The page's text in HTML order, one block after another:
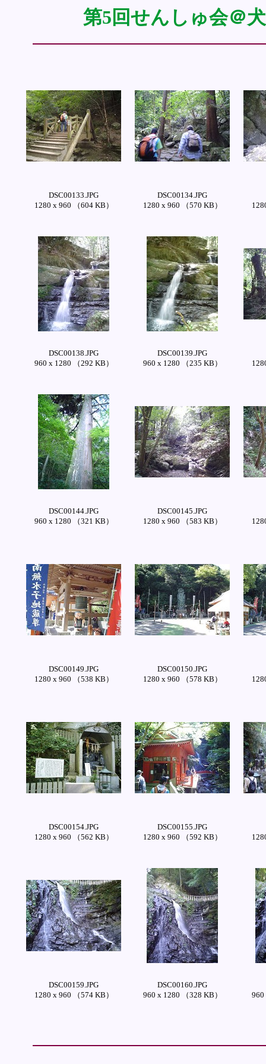
第5回せんしゅ会＠
DSC00133.JPG
1280 x 960 （604 KB）
DSC00134.JPG
1280 x 960 （570 KB）
DSC00138.JPG
960 x 1280 （292 KB）
DSC00139.JPG
960 x 1280 （235 KB）
DSC00144.JPG
960 x 1280 （321 KB）
DSC00145.JPG
1280 x 960 （583 KB）
DSC00149.JPG
1280 x 960 （538 KB）
DSC00150.JPG
1280 x 960 （578 KB）
DSC00154.JPG
1280 x 960 （562 KB）
DSC00155.JPG
1280 x 960 （592 KB）
DSC00159.JPG
1280 x 960 （574 KB）
DSC00160.JPG
960 x 1280 （328 KB）
960